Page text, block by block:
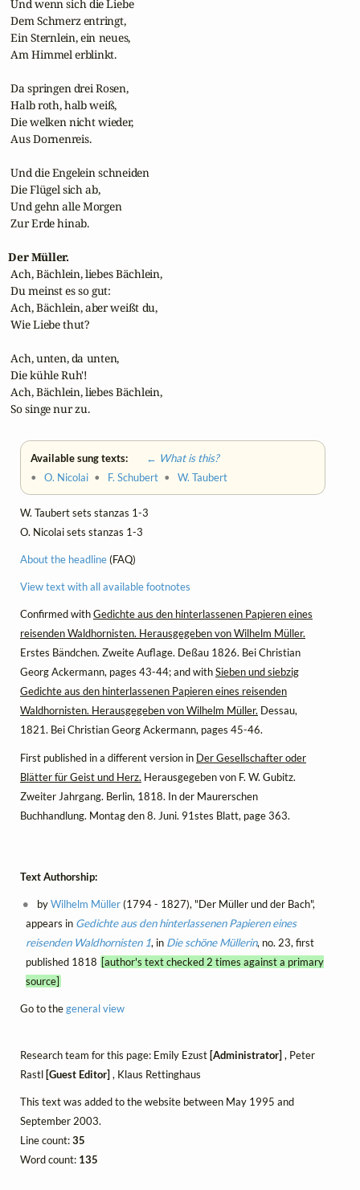
Und wenn sich die Liebe
Dem Schmerz entringt,
Ein Sternlein, ein neues,
Am Himmel erblinkt.
Da springen drei Rosen,
Halb roth, halb weiß,
Die welken nicht wieder,
Aus Dornenreis.
Und die Engelein schneiden
Die Flügel sich ab,
Und gehn alle Morgen
Zur Erde hinab.
Der Müller.
Ach, Bächlein, liebes Bächlein,
Du meinst es so gut:
Ach, Bächlein, aber weißt du,
Wie Liebe thut?
Ach, unten, da unten,
Die kühle Ruh'!
Ach, Bächlein, liebes Bächlein,
So singe nur zu.
Available sung texts:
← What is this?
•O. Nicolai • F. Schubert •W. Taubert
W. Taubert sets stanzas 1-3
O. Nicolai sets stanzas 1-3
About the headline(FAQ)
View text with all available footnotes
Confirmed withGedichte aus den hinterlassenen Papieren eines
reisenden Waldhornisten. Herausgegeben von Wilhelm Müller.
Erstes Bändchen. Zweite Auflage. Deßau 1826. Bei Christian
Georg Ackermann, pages 43-44; and withSieben und siebzig
Gedichte aus den hinterlassenen Papieren eines reisenden
Waldhornisten. Herausgegeben von Wilhelm Müller. Dessau,
1821. Bei Christian Georg Ackermann, pages 45-46.
First published in a different version in Der Gesellschafter oder
Blätter für Geist und Herz. Herausgegeben von F. W. Gubitz.
Zweiter Jahrgang. Berlin, 1818. In der Maurerschen
Buchhandlung. Montag den 8. Juni. 91stes Blatt, page 363.
Text Authorship:
byWilhelm Müller(1794 - 1827), "Der Müller und der Bach",
appears in Gedichte aus den hinterlassenen Papieren eines
reisenden Waldhornisten 1, in Die schöne Müllerin, no. 23, first
published 1818 [author's text checked 2 times against a primary
source]
Go to thegeneral view
Research team for this page: Emily Ezust [Administrator] , Peter
Rastl [Guest Editor] , Klaus Rettinghaus
This text was added to the website between May 1995 and
September 2003.
Line count:35
Word count: 135